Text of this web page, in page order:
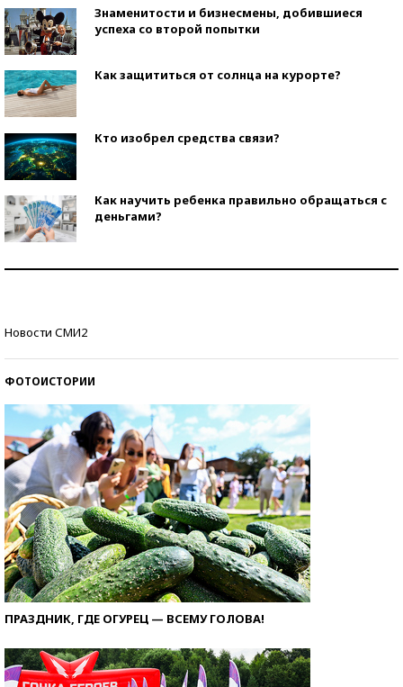
Знаменитости и бизнесмены, добившиеся
успеха со второй попытки
Как защититься от солнца на курорте?
Кто изобрел средства связи?
Как научить ребенка правильно обращаться с
деньгами?
Новости СМИ2
ФОТОИСТОРИИ
ПРАЗДНИК, ГДЕ ОГУРЕЦ — ВСЕМУ ГОЛОВА!